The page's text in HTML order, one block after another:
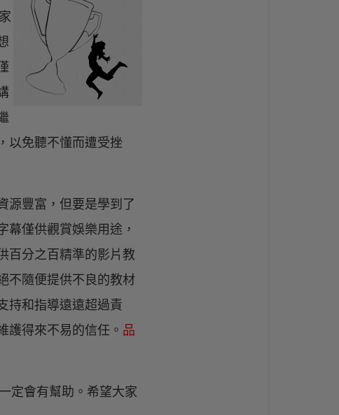
以免聽不懂而遭受挫
源豐富，但要是學到了
幕僅供觀賞娛樂用途，
百分之百精準的影片教
不隨便提供不良的教材
持和指導遠遠超過責
護得來不易的信任。 品
定會有幫助。希望大家